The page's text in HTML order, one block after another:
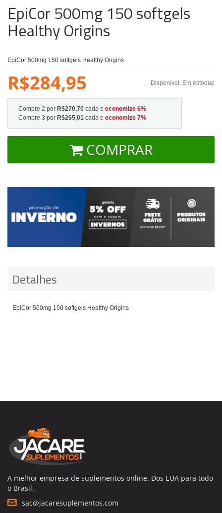
EpiCor 500mg 150 softgels
Healthy Origins
EpiCor 500mg 150 softgels Healthy Origins
Disponível: Em estoque
R$284,95
Compre 2 por R$270,70 cada e economize 6%
Compre 3 por R$265,01 cada e economize 7%
COMPRAR
Detalhes
EpiCor 500mg 150 softgels Healthy Origins
A melhor empresa de suplementos online. Dos EUA para todo
o Brasil.
sac@jacaresuplementos.com